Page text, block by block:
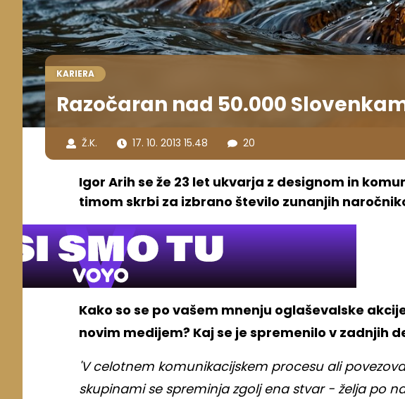
KARIERA
Razočaran nad 50.000
Ž.K. 17. 10. 2013 15.48 20
Igor Arih se že 23 let ukvarja z designom in
timom skrbi za izbrano število zunanjih
Kako so se po vašem mnenju oglaševalske
novim medijem? Kaj se je spremenilo v zadnjih
'V celotnem komunikacijskem procesu ali
skupinami se spreminja zgolj ena stvar - želja po